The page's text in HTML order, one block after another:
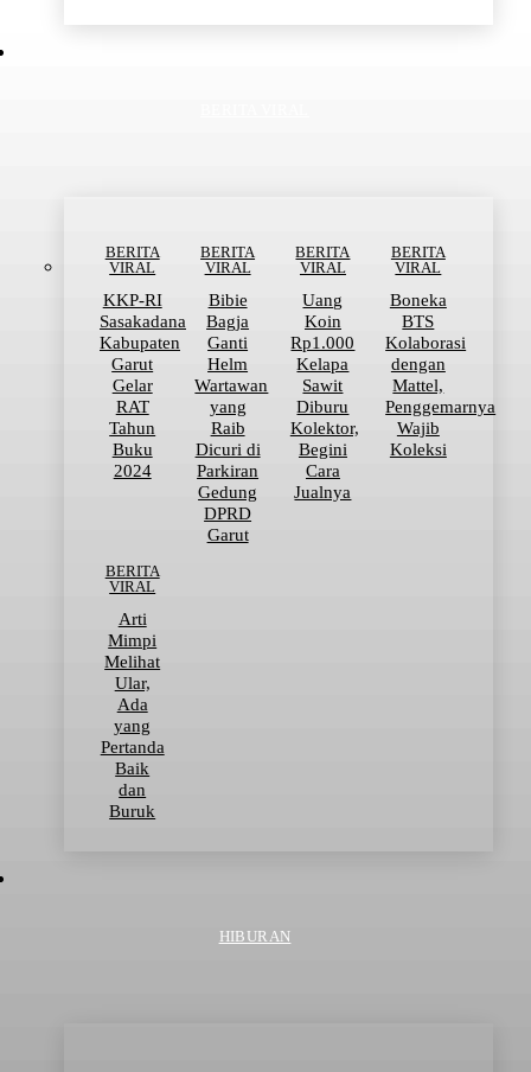
BERITA
VIRAL
KKP-RI
Sasakadana
Kabupaten
Garut
Gelar
RAT
Tahun
Buku
2024
BERITA
VIRAL
Bibie
Bagja
Ganti
Helm
Wartawan
yang
Raib
Dicuri di
Parkiran
Gedung
DPRD
Garut
BERITA
VIRAL
Uang
Koin
Rp1.000
Kelapa
Sawit
Diburu
Kolektor,
Begini
Cara
Jualnya
BERITA
VIRAL
Boneka
BTS
Kolaborasi
dengan
Mattel,
Penggemarnya
Wajib
Koleksi
BERITA
VIRAL
Arti
Mimpi
Melihat
Ular,
Ada
yang
Pertanda
Baik
dan
Buruk
HIBURAN